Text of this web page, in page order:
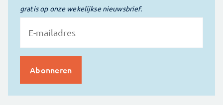
gratis op onze wekelijkse nieuwsbrief.